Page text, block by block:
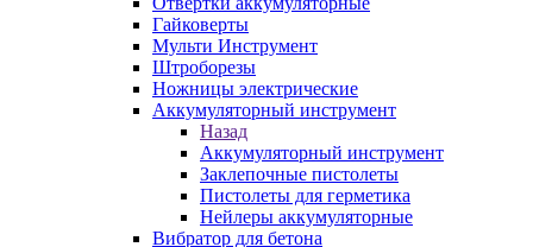
Гайковерты
Мульти Инструмент
Штроборезы
Ножницы электрические
Аккумуляторный инструмент
Назад
Аккумуляторный инструмент
Заклепочные пистолеты
Пистолеты для герметика
Нейлеры аккумуляторные
Вибратор для бетона